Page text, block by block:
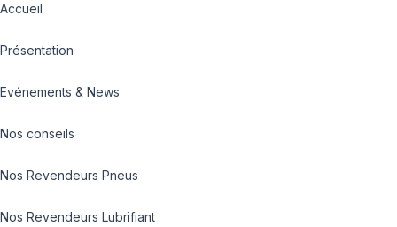
Accueil
Présentation
Evénements & News
Nos conseils
Nos Revendeurs Pneus
Nos Revendeurs Lubrifiant